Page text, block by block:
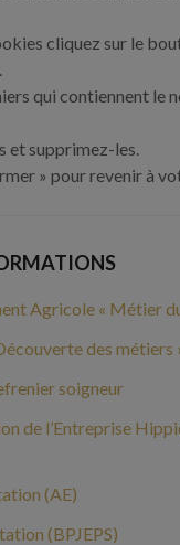
cliquez sur le
qui contiennent le
et supprimez-les.
» pour revenir à
Agricole « Métier
des métiers
soigneur
de l’Entreprise
(AE)
(BPJEPS)